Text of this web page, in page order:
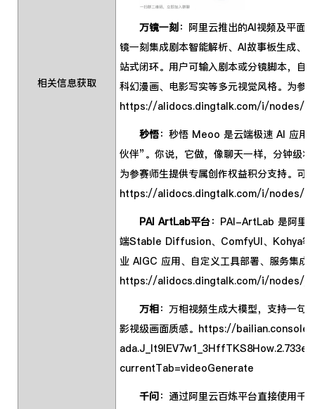
相关信息获取
万镜一刻 ：阿里云推出的AI视频及平面
镜一刻集成剧本智能解析、AI故事板生成、
站式闭环。用户可输入剧本或分镜脚本，自
科幻漫画、电影写实等多元视觉风格。为参
https://alidocs.dingtalk.com/i/nodes/
秒悟：秒悟 Meoo 是云端极速 AI 应用
伙伴”。你说，它做，像聊天一样，分钟级
为参赛师生提供专属创作权益积分支持。可
https://alidocs.dingtalk.com/i/nodes/
PAI ArtLab平台：PAI-ArtLab 是阿里
端Stable Diffusion、ComfyUI、Kohya等
业 AIGC 应用、自定义工具部署、服务集成
https://alidocs.dingtalk.com/i/nodes/
万相 ：万相视频生成大模型，支持一句
影视级画面质感。 https://
currentTab=videoGenerate
千问 ：通过阿里云百炼平台直接使用千